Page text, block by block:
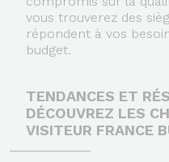
vous trouverez des
répondent à vos
budget.
TENDANCES ET
DÉCOUVREZ LES
VISITEUR FRANCE